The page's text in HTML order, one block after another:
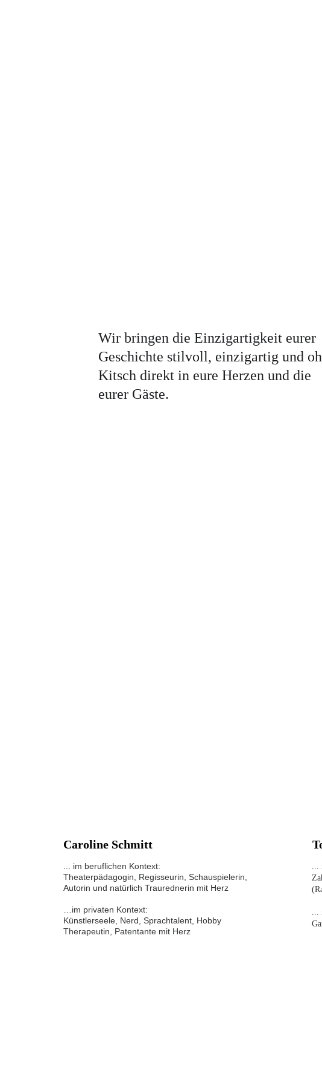
Wir bringen die Einzigartigkeit eurer
Geschichte stilvoll, einzigartig und
Kitsch direkt in eure Herzen und die
eurer Gäste.
Caroline Schmitt
... im beruflichen Kontext:
Theaterpädagogin, Regisseurin, Schauspielerin,
Autorin und natürlich Traurednerin mit Herz
…im privaten Kontext:
Künstlerseele, Nerd, Sprachtalent, Hobby
Therapeutin, Patentante mit Herz
...
...